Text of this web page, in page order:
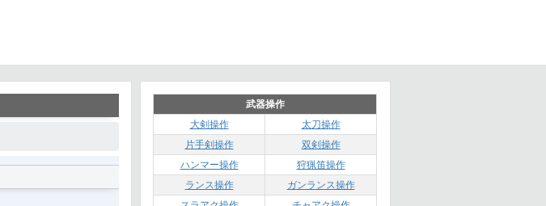
武器操作
大剣操作
太刀操作
片手剣操作
双剣操作
ハンマー操作
狩猟笛操作
ランス操作
ガンランス操作